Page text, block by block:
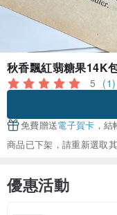
秋香飄紅翡糖果14K
5 (1)
免費贈送電子賀卡 ，
商品已下架，請重新選取
優惠活動